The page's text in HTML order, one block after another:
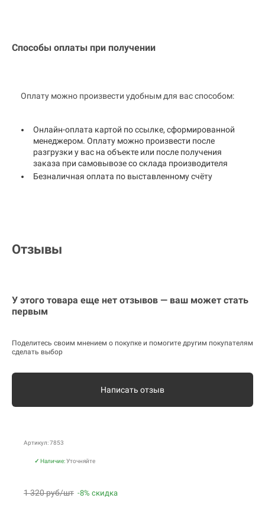
Способы оплаты при получении
Оплату можно произвести удобным для вас способом:
Онлайн-оплата картой по ссылке, сформированной
менеджером. Оплату можно произвести после
разгрузки у вас на объекте или после получения
заказа при самовывозе со склада производителя
Безналичная оплата по выставленному счёту
Отзывы
У этого товара еще нет отзывов — ваш может стать
первым
Поделитесь своим мнением о покупке и помогите другим покупателям
сделать выбор
Написать отзыв
Артикул: 7853
✓ Наличие:Уточняйте
1 320 руб/шт -8% скидка